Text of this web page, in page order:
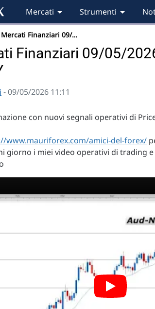
Mercati Strumenti
Finanziari 09/…
Finanziari 09/05/
- 09/05/2026 11:11
con nuovi segnali operativi di
www.mauriforex.com/amici-del-forex/
giorno i miei video operativi di trading